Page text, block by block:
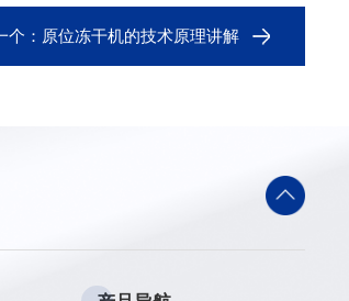
个： 原位冻干机的技术原理讲解